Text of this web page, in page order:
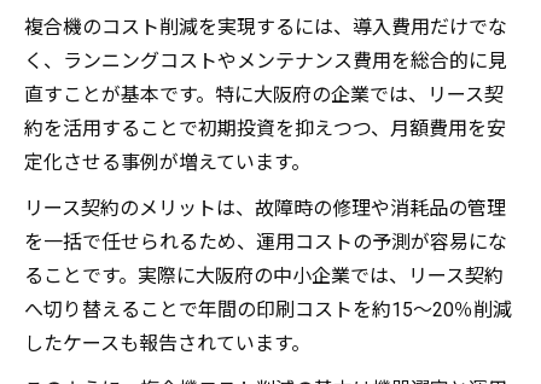
複合機のコスト削減を実現するには、導入費用だけでな
く、ランニングコストやメンテナンス費用を総合的に見
直すことが基本です。特に大阪府の企業では、リース契
約を活用することで初期投資を抑えつつ、月額費用を安
定化させる事例が増えています。
リース契約のメリットは、故障時の修理や消耗品の管理
を一括で任せられるため、運用コストの予測が容易にな
ることです。実際に大阪府の中小企業では、リース契約
へ切り替えることで年間の印刷コストを約15〜20％削減
したケースも報告されています。